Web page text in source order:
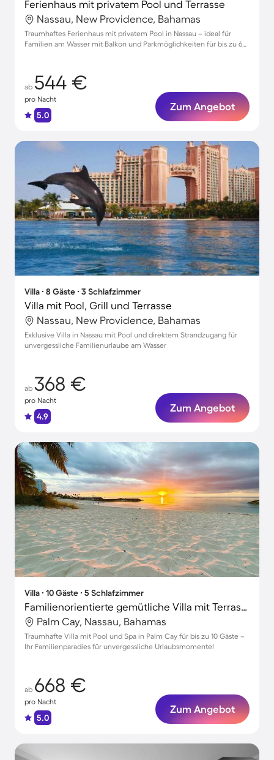
Ferienhaus mit privatem Pool und Terrasse
Nassau, New Providence, Bahamas
Traumhaftes Ferienhaus mit privatem Pool in Nassau – ideal für
Familien am Wasser mit Balkon und Parkmöglichkeiten für bis zu 6
ab 544 €
pro Nacht
5.0
Zum Angebot
Villa ∙ 8 Gäste ∙ 3 Schlafzimmer
Villa mit Pool, Grill und Terrasse
Nassau, New Providence, Bahamas
Exklusive Villa in Nassau mit Pool und direktem Strandzugang für
unvergessliche Familienurlaube am Wasser
ab 368 €
pro Nacht
4.9
Zum Angebot
Villa ∙ 10 Gäste ∙ 5 Schlafzimmer
Familienorientierte gemütliche Villa mit Terrasse, Pool und Grill | Strand in der Nähe | Ideal für Homeoffice
Palm Cay, Nassau, Bahamas
Traumhafte Villa mit Pool und Spa in Palm Cay für bis zu 10 Gäste –
Ihr Familienparadies für unvergessliche Urlaubsmomente!
ab 668 €
pro Nacht
5.0
Zum Angebot